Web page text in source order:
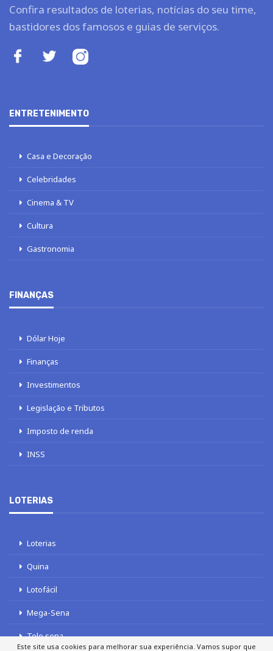
Confira resultados de loterias, notícias do seu time,
bastidores dos famosos e guias de serviços.
ENTRETENIMENTO
Casa e Decoração
Celebridades
Cinema & TV
Cultura
Gastronomia
FINANÇAS
Dólar Hoje
Finanças
Investimentos
Legislação e Tributos
Imposto de renda
INSS
LOTERIAS
Loterias
Quina
Lotofácil
Mega-Sena
Tele sena
Este site usa cookies para melhorar sua experiência. Vamos supor que